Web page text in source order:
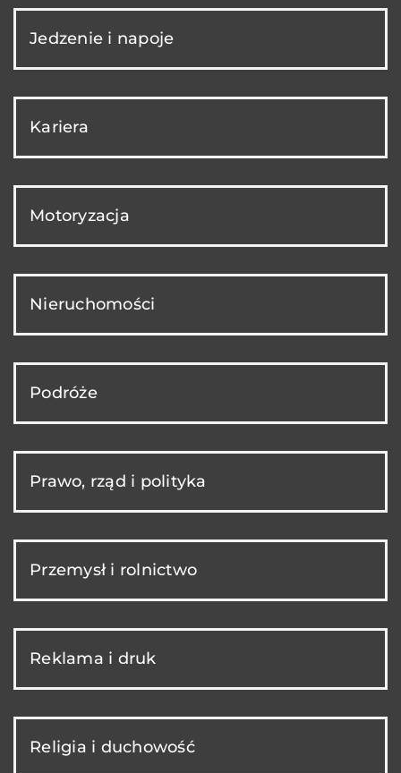
Jedzenie i napoje
Kariera
Motoryzacja
Nieruchomości
Podróże
Prawo, rząd i polityka
Przemysł i rolnictwo
Reklama i druk
Religia i duchowość